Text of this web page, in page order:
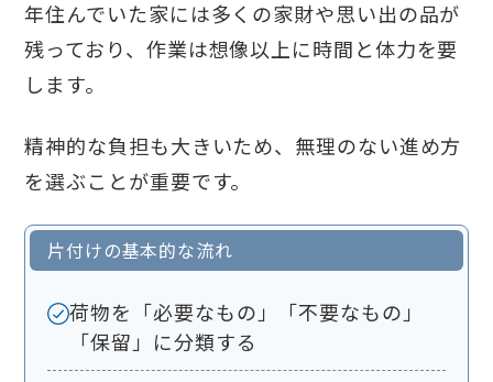
年住んでいた家には多くの家財や思い出の品が
残っており、作業は想像以上に時間と体力を要
します。
精神的な負担も大きいため、無理のない進め方
を選ぶことが重要です。
片付けの基本的な流れ
荷物を「必要なもの」「不要なもの」
「保留」に分類する